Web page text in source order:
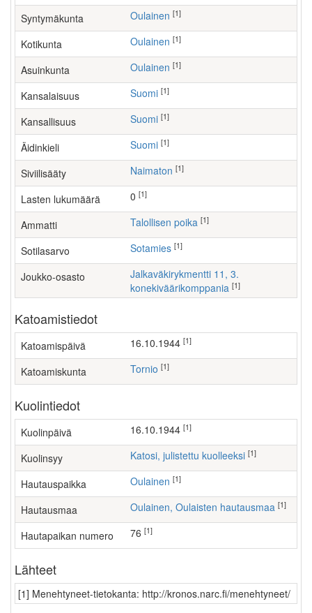
Syntymäkunta Oulainen [1]
Kotikunta Oulainen [1]
Asuinkunta Oulainen [1]
Kansalaisuus Suomi [1]
Kansallisuus Suomi [1]
Äidinkieli Suomi [1]
Siviilisääty Naimaton [1]
Lasten lukumäärä [1]
Ammatti talollisen poika [1]
Sotilasarvo Sotamies [1]
Joukko-osasto
Jalkaväkirykmentti 11, 3.
konekiväärikomppania [1]
Katoamistiedot
Katoamispäivä 16.10.1944 [1]
Katoamiskunta Tornio [1]
Kuolintiedot
Kuolinpäivä 16.10.1944 [1]
Kuolinsyy Katosi, julistettu kuolleeksi [1]
Hautauspaikka Oulainen [1]
Hautausmaa Oulainen, Oulaisten hautausmaa [1]
Hautapaikan numero 76 [1]
Lähteet
[1] Menehtyneet-tietokanta: http://kronos.narc.fi/menehtyneet/